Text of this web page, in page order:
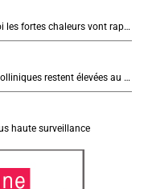
Vers une cinquième vague de chaleur : pourquoi les fortes chaleurs vont rapidement revenir en France
Risque allergique ce jeudi : les concentrations polliniques restent élevées au nord
haute surveillance